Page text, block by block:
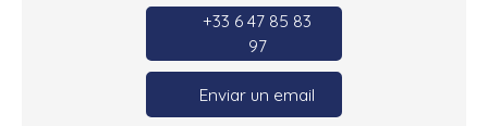
+33 6 47 85 83
97
Enviar un email